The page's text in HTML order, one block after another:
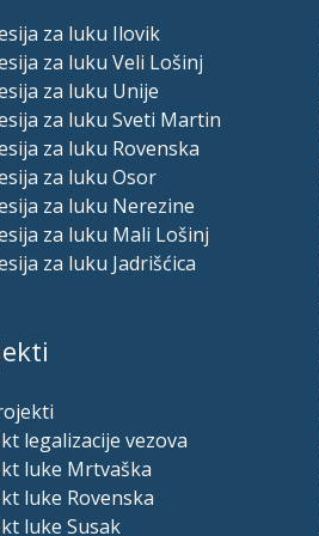
za luku Ilovik
za luku Veli Lošinj
za luku Unije
za luku Sveti Martin
za luku Rovenska
za luku Osor
za luku Nerezine
za luku Mali Lošinj
za luku Jadrišćica
legalizacije vezova
luke Mrtvaška
luke Rovenska
luke Susak